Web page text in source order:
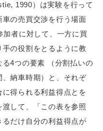
1990）は実験を行って
の売買交渉を行う場面
加者に対して、一方に買
の役割をとるように教
4つの要素 （分割払いの
納車時期）と、それぞ
得られる利益得点とを
して、「この表を参照
だけ自分の利益得点が